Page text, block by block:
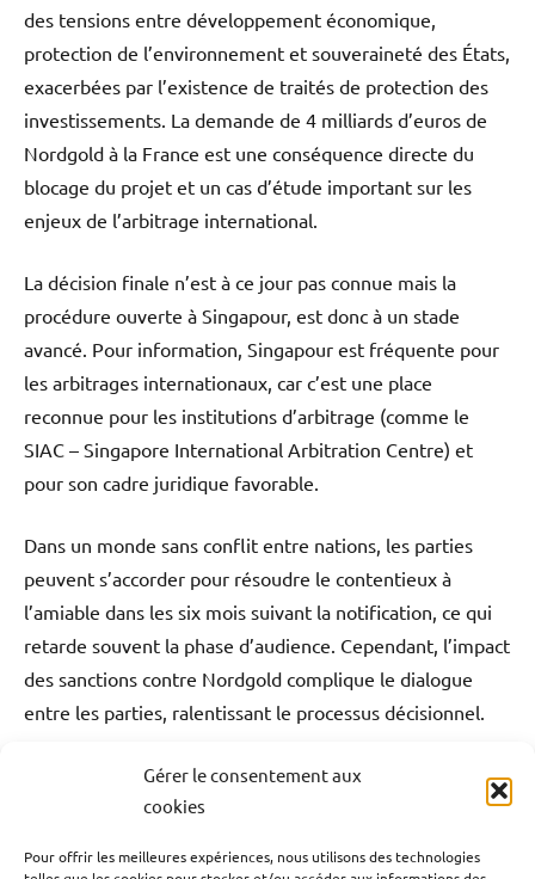
Gérer le consentement aux
cookies
Pour offrir les meilleures expériences, nous utilisons des technologies
des tensions entre développement économique,
protection de l’environnement et souveraineté des États,
exacerbées par l’existence de traités de protection des
investissements. La demande de 4 milliards d’euros de
Nordgold à la France est une conséquence directe du
blocage du projet et un cas d’étude important sur les
enjeux de l’arbitrage international.
La décision finale n’est à ce jour pas connue mais la
procédure ouverte à Singapour, est donc à un stade
avancé. Pour information, Singapour est fréquente pour
les arbitrages internationaux, car c’est une place
reconnue pour les institutions d’arbitrage (comme le
SIAC – Singapore International Arbitration Centre) et
pour son cadre juridique favorable.
Dans un monde sans conflit entre nations, les parties
peuvent s’accorder pour résoudre le contentieux à
l’amiable dans les six mois suivant la notification, ce qui
retarde souvent la phase d’audience. Cependant, l’impact
des sanctions contre Nordgold complique le dialogue
entre les parties, ralentissant le processus décisionnel.
Alexey
Antilles-Guyane Blog Ecologie Environnement